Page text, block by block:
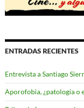
ENTRADAS RECIENTES
Entrevista a Santiago
Aporofobia, ¿patología o